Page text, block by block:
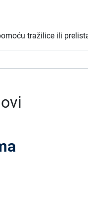
tražilice ili